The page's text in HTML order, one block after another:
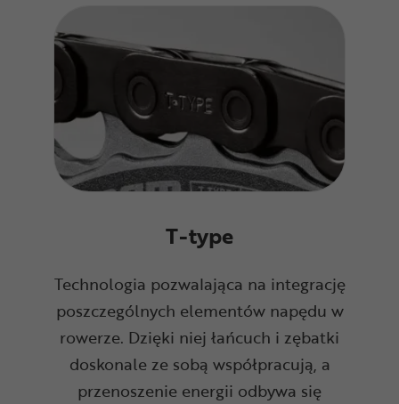
T-type
Technologia pozwalająca na integrację
poszczególnych elementów napędu w
rowerze. Dzięki niej łańcuch i zębatki
doskonale ze sobą współpracują, a
przenoszenie energii odbywa się